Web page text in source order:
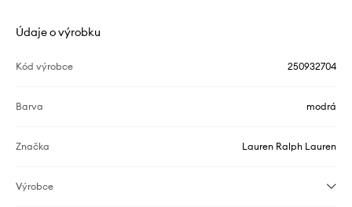
Údaje o výrobku
Kód výrobce 250932704
Barva modrá
Značka Lauren Ralph Lauren
Výrobce